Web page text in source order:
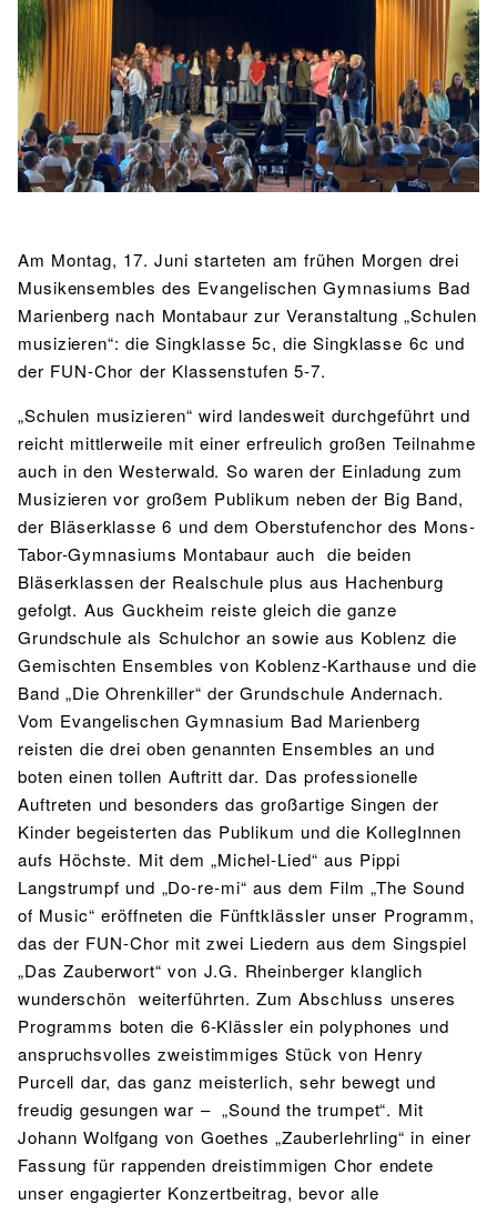
BIBLIOTHEK
Bibliothek Bibliothekskatalog
Schulbuchausleihe
Lehrmittelfreiheit
Buchempfehlungen
MENSA & BISTRO
Food Scouts
FAQs
SPORT
Sport als Leistungsfach Exkursionen
Wettkämpfe
Fachschaft
JtfO
Am Montag, 17. Juni starteten am frühen Morgen drei
Musikensembles des Evangelischen Gymnasiums Bad
Marienberg nach Montabaur zur Veranstaltung „Schulen
musizieren“: die Singklasse 5c, die Singklasse 6c und
der FUN-Chor der Klassenstufen 5-7.
„Schulen musizieren“ wird landesweit durchgeführt und
reicht mittlerweile mit einer erfreulich großen Teilnahme
auch in den Westerwald. So waren der Einladung zum
Musizieren vor großem Publikum neben der Big Band,
der Bläserklasse 6 und dem Oberstufenchor des Mons-
Tabor-Gymnasiums Montabaur auch die beiden
Bläserklassen der Realschule plus aus Hachenburg
gefolgt. Aus Guckheim reiste gleich die ganze
Grundschule als Schulchor an sowie aus Koblenz die
Gemischten Ensembles von Koblenz-Karthause und die
Band „Die Ohrenkiller“ der Grundschule Andernach.
Vom Evangelischen Gymnasium Bad Marienberg
reisten die drei oben genannten Ensembles an und
boten einen tollen Auftritt dar. Das professionelle
Auftreten und besonders das großartige Singen der
Kinder begeisterten das Publikum und die KollegInnen
aufs Höchste. Mit dem „Michel-Lied“ aus Pippi
Langstrumpf und „Do-re-mi“ aus dem Film „The Sound
of Music“ eröffneten die Fünftklässler unser Programm,
das der FUN-Chor mit zwei Liedern aus dem Singspiel
„Das Zauberwort“ von J.G. Rheinberger klanglich
wunderschön weiterführten. Zum Abschluss unseres
Programms boten die 6-Klässler ein polyphones und
anspruchsvolles zweistimmiges Stück von Henry
Purcell dar, das ganz meisterlich, sehr bewegt und
freudig gesungen war – „Sound the trumpet“. Mit
Johann Wolfgang von Goethes „Zauberlehrling“ in einer
Fassung für rappenden dreistimmigen Chor endete
unser engagierter Konzertbeitrag, bevor alle